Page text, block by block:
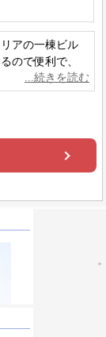
アの一棟ビル
ので便利で、
店舗・事務所